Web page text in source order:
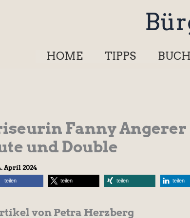
HOME TIPPS
Fanny
und Double
April 2024
teilen teilen teilen teilen
von Petra Herzberg